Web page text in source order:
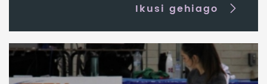
Ikusi gehiago